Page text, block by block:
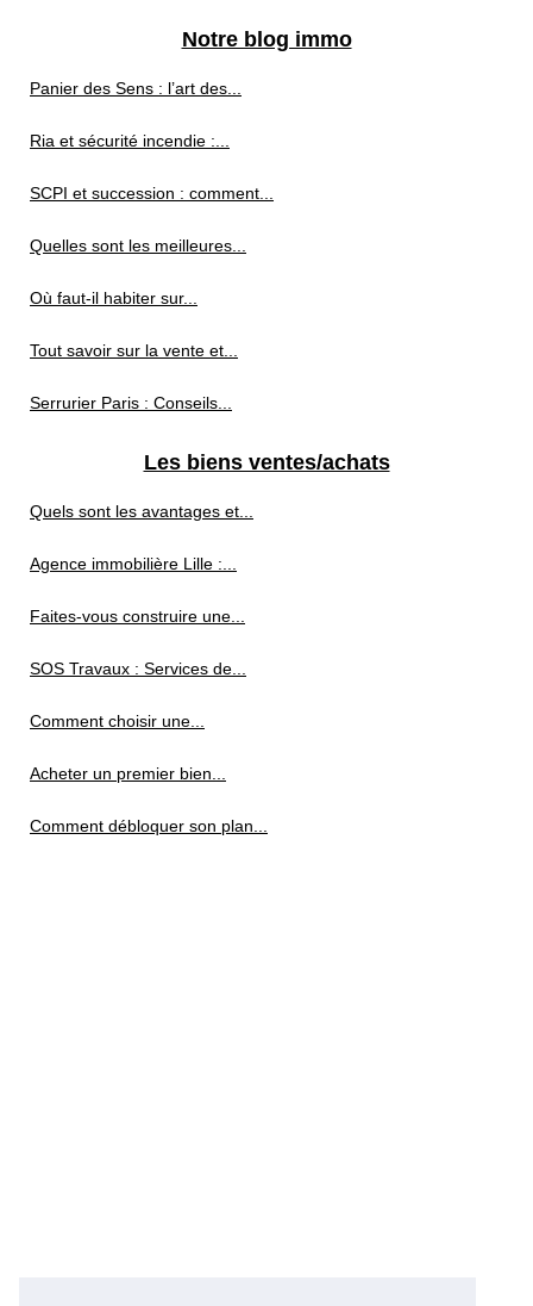
Notre blog immo
Panier des Sens : l’art des...
Ria et sécurité incendie :...
SCPI et succession : comment...
Quelles sont les meilleures...
Où faut-il habiter sur...
Tout savoir sur la vente et...
Serrurier Paris : Conseils...
Les biens ventes/achats
Quels sont les avantages et...
Agence immobilière Lille :...
Faites-vous construire une...
SOS Travaux : Services de...
Comment choisir une...
Acheter un premier bien...
Comment débloquer son plan...